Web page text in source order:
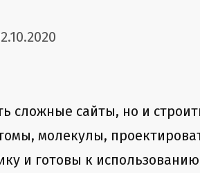
сложные сайты, но и
молекулы,
и готовы к